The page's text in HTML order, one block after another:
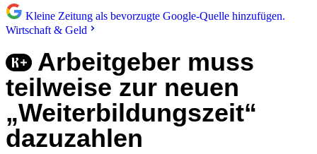
Kleine Zeitung als bevorzugte Google-Quelle hinzufügen.
Wirtschaft & Geld
Arbeitgeber muss
teilweise zur neuen
„Weiterbildungszeit“
dazuzahlen